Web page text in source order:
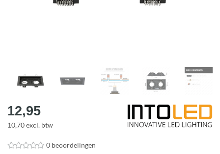
12,95
10,70 excl. btw
0 beoordelingen